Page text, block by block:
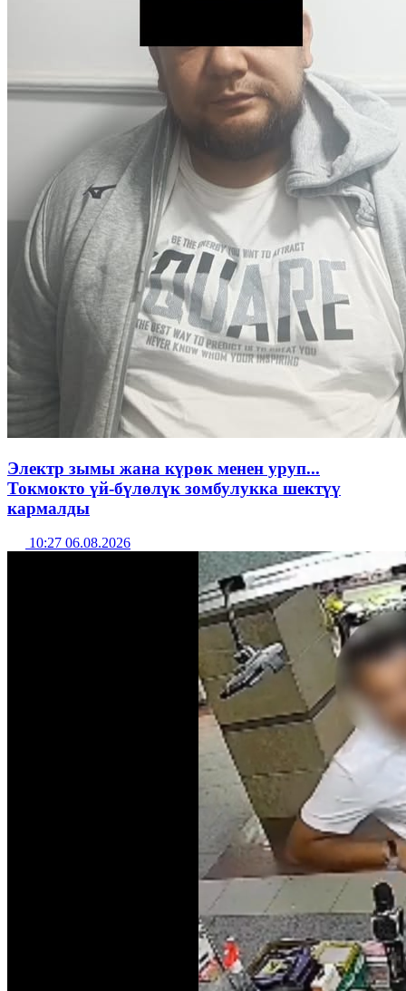
Электр зымы жана күрөк менен уруп...
Токмокто үй-бүлөлүк зомбулукка шектүү
кармалды
10:27 06.08.2026